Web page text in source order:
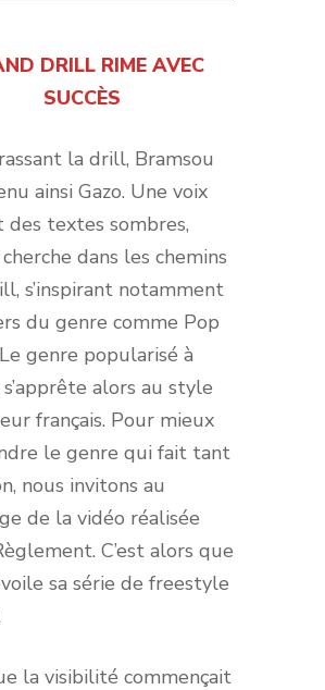
DRILL RIME AVEC
SUCCÈS
la drill, Bramsou
ainsi Gazo. Une voix
des textes sombres,
dans les chemins
s’inspirant notamment
du genre comme Pop
genre popularisé à
alors au style
français. Pour mieux
le genre qui fait tant
nous invitons au
de la vidéo réalisée
C’est alors que
sa série de freestyle
la visibilité commençait